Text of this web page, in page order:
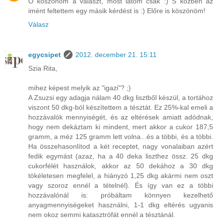
imént feltettem egy másik kérdést is :) Előre is köszönöm!
Válasz
egycsipet
2012. december 21. 15:11
Szia Rita,
mihez képest melyik az "igazi"? ;)
A Zsuzsi egy adagja nálam 40 dkg lisztből készül, a tortához
viszont 50 dkg-ból készítettem a tésztát. Ez 25%-kal emeli a
hozzávalók mennyiségét, és az eltérések amiatt adódnak,
hogy nem dekáztam ki mindent, mert akkor a cukor 187,5
gramm, a méz 125 gramm lett volna...és a többi, és a többi.
Ha összehasonlítod a két receptet, nagy vonalaiban azért
fedik egymást (azaz, ha a 40 deka liszthez össz. 25 dkg
cukorfélét használok, akkor az 50 dekához a 30 dkg
tökéletesen megfelel, a hiányzó 1,25 dkg akármi nem oszt
vagy szoroz ennél a tételnél). És így van ez a többi
hozzávalónál is: próbáltam könnyen kezelhető
anyagmennyiségeket használni, 1-1 dkg eltérés ugyanis
nem okoz semmi katasztrófát ennél a tésztánál.